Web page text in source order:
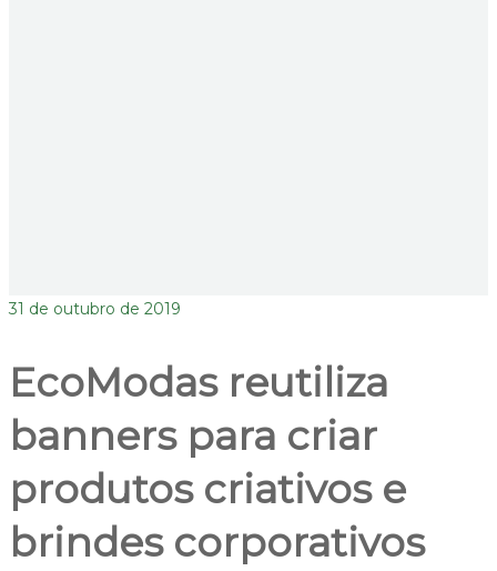
31 de outubro de 2019
EcoModas reutiliza
banners para criar
produtos criativos e
brindes corporativos